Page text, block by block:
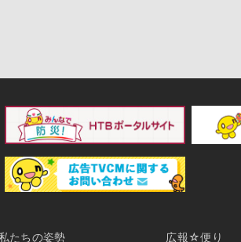
たちの姿勢 広報☆便り